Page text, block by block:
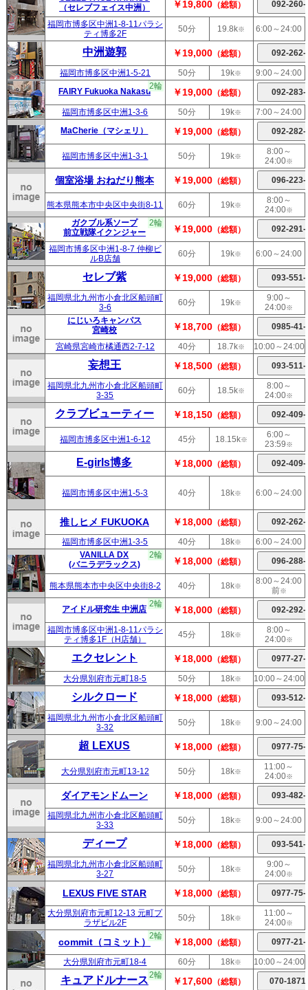
（セレブフェイス中洲）
￥19,800 （総額）
福岡市博多区中洲1-8-11パラシ
ティ博多2F
50分 19.8k※ 6:00～24:00
中洲遊郭 ￥19,000 （総額）
福岡市博多区中洲1-5-21
50分 19k※
9:00～24:00
FAIRY Fukuoka Nakasu
2輪
￥19,000 （総額）
福岡市博多区中洲1-3-6
50分 19k※
7:00～24:00
MaCherie（マシェリ）
￥19,000 （総額）
福岡市博多区中洲1-3-1 50分 19k※
8:00～
24:00※
個室浴場 おねだり熊本 ￥19,000 （総額）
熊本県熊本市中央区中央街8-11 60分 19k※
8:00～
24:00※
ガクブル系ソープ
前立戦隊イクンジャー
2輪
￥19,000 （総額）
福岡市博多区中洲1-8-7 仲柳ビ
ルB店舗
60分 19k※ 6:00～24:00
セレブ紫 ￥19,000 （総額）
福岡県北九州市小倉北区船頭町
3-6
60分 19k※
9:00～
24:00※
にじいろキャンパス
宮崎校
￥18,700 （総額）
宮崎県宮崎市橘通西2-7-12
40分 18.7k※ 10:00～24:00
妄想王 ￥18,500 （総額）
福岡県北九州市小倉北区船頭町
3-35
60分 18.5k※
8:00～
24:00※
クラブビューティー ￥18,150 （総額）
福岡市博多区中洲1-6-12 45分 18.15k※
6:00～
23:59※
E-girls博多 ￥18,000 （総額）
福岡市博多区中洲1-5-3 40分 18k※ 6:00～24:00
推しヒメ FUKUOKA ￥18,000 （総額）
福岡市博多区中洲1-3-5
40分 18k※
6:00～24:00
VANILLA DX
(バニラデラックス)
2輪
￥18,000 （総額）
熊本県熊本市中央区中央街8-2 40分 18k※
8:00～24:00
前※
アイドル研究生 中洲店
2輪
￥18,000 （総額）
福岡市博多区中洲1-8-11パラシ
ティ博多1F（H店舗）
45分 18k※
8:00～
24:00※
エクセレント ￥18,000 （総額）
大分県別府市元町18-5
50分 18k※ 10:00～24:00
シルクロード ￥18,000 （総額）
福岡県北九州市小倉北区船頭町
3-32
50分 18k※ 9:00～24:00
超 LEXUS ￥18,000 （総額）
大分県別府市元町13-12 50分 18k※
11:00～
24:00※
ダイアモンドムーン ￥18,000 （総額）
福岡県北九州市小倉北区船頭町
3-33
50分 18k※ 9:00～24:00
ディープ ￥18,000 （総額）
福岡県北九州市小倉北区船頭町
3-27
50分 18k※
9:00～
24:00※
LEXUS FIVE STAR ￥18,000 （総額）
大分県別府市元町12-13 元町プ
ラザビル2F
50分 18k※
11:00～
24:00※
commit（コミット）
2輪
￥18,000 （総額）
大分県別府市元町18-4
60分 18k※ 10:00～24:00
キュアドルナース2輪
￥17,600 （総額）